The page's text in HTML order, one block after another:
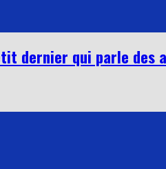
dernier qui parle